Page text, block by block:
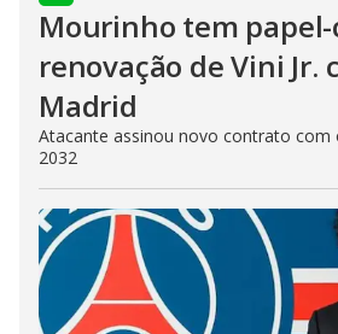
Mourinho tem
renovação de Vini Jr.
Madrid
Atacante assinou novo contrato com
2032